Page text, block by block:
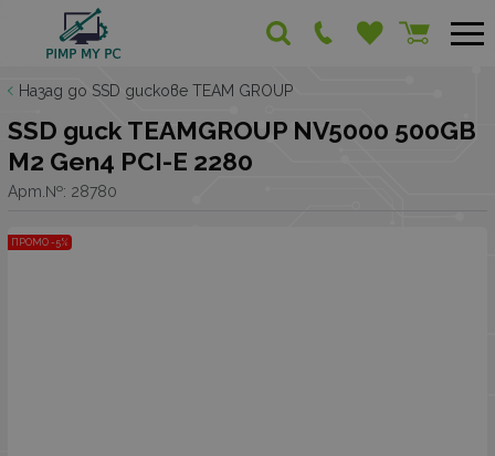
Назад до SSD дискове TEAM GROUP
SSD диск TEAMGROUP NV5000 500GB
M2 Gen4 PCI-E 2280
Арт.№: 28780
ПРОМО -5%